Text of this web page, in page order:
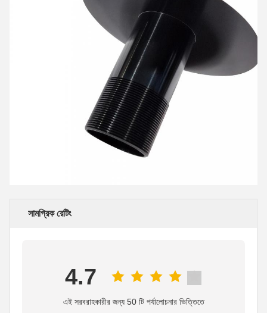
সামগ্রিক রেটিং
4.7
এই সরবরাহকারীর জন্য 50 টি পর্যালোচনার ভিত্তিতে